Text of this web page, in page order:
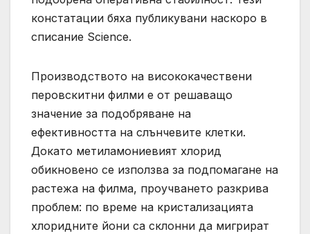
констатации бяха публикувани наскоро в
списание Science.
Производството на висококачествени
перовскитни филми е от решаващо
значение за подобряване на
ефективността на слънчевите клетки.
Докато метиламониевият хлорид
обикновено се използва за подпомагане на
растежа на филма, проучването разкрива
проблем: по време на кристализацията
хлоридните йони са склонни да мигрират